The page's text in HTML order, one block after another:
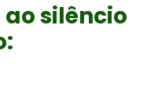
silêncio